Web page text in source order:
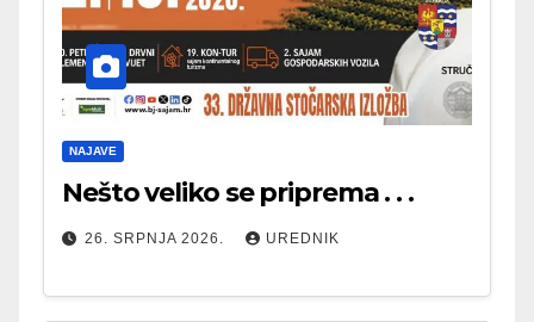
NAJAVE
Nešto veliko se priprema . . .
26. SRPNJA 2026. UREDNIK